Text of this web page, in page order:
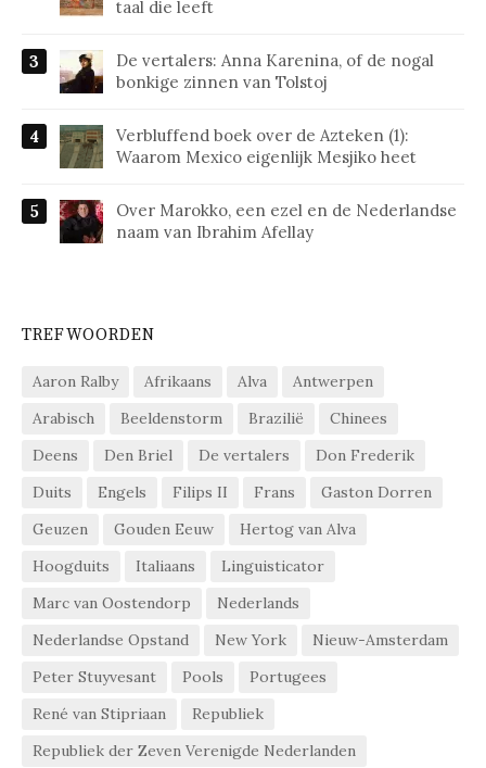
taal die leeft
De vertalers: Anna Karenina, of de nogal
bonkige zinnen van Tolstoj
Verbluffend boek over de Azteken (1):
Waarom Mexico eigenlijk Mesjiko heet
Over Marokko, een ezel en de Nederlandse
naam van Ibrahim Afellay
TREFWOORDEN
Aaron Ralby Afrikaans Alva
Antwerpen
Arabisch
Beeldenstorm Brazilië
Chinees
Deens
Den Briel De vertalers
Don Frederik
Duits
Engels Filips II Frans
Gaston Dorren
Geuzen
Gouden Eeuw
Hertog van Alva
Hoogduits
Italiaans
Linguisticator
Marc van Oostendorp
Nederlands
Nederlandse Opstand
New York
Nieuw-Amsterdam
Peter Stuyvesant
Pools
Portugees
René van Stipriaan
Republiek
Republiek der Zeven Verenigde Nederlanden